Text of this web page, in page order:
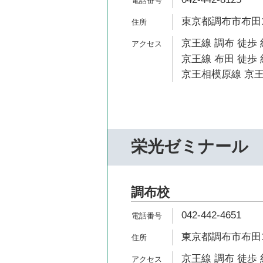
東京都調布市布
京王線 調布 徒歩
京王線 布田 徒歩
京王相模原線 京
栄光ゼミナール
調布校
042-442-4651
東京都調布市布
京王線 調布 徒歩